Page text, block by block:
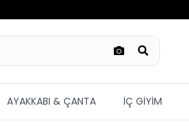
AYAKKABI & ÇANTA İÇ GİYİM